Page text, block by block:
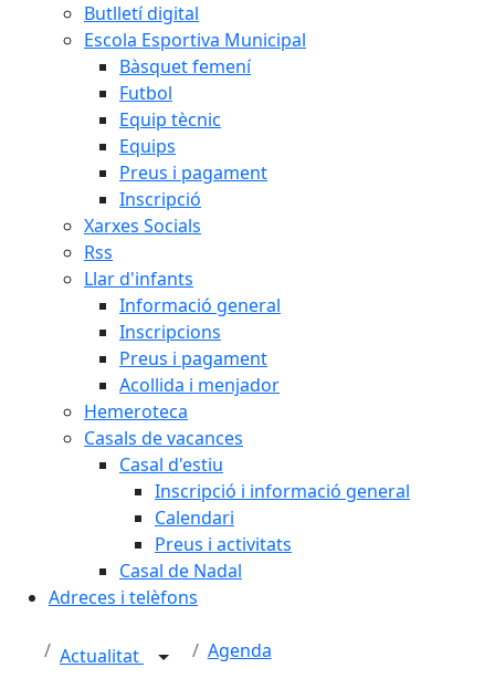
Butlletí digital
Escola Esportiva Municipal
Bàsquet femení
Futbol
Equip tècnic
Equips
Preus i pagament
Inscripció
Xarxes Socials
Rss
Llar d'infants
Informació general
Inscripcions
Preus i pagament
Acollida i menjador
Hemeroteca
Casals de vacances
Casal d'estiu
Inscripció i informació general
Calendari
Preus i activitats
Casal de Nadal
Adreces i telèfons
Actualitat Agenda